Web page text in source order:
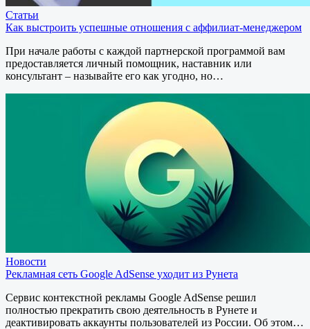
Статьи
Как выстроить успешные отношения с аффилиат-менеджером
При начале работы с каждой партнерской программой вам
предоставляется личный помощник, наставник или
консультант – называйте его как угодно, но…
Новости
Рекламная сеть Google AdSense уходит из Рунета
Сервис контекстной рекламы Google AdSense решил
полностью прекратить свою деятельность в Рунете и
деактивировать аккаунты пользователей из России. Об этом…